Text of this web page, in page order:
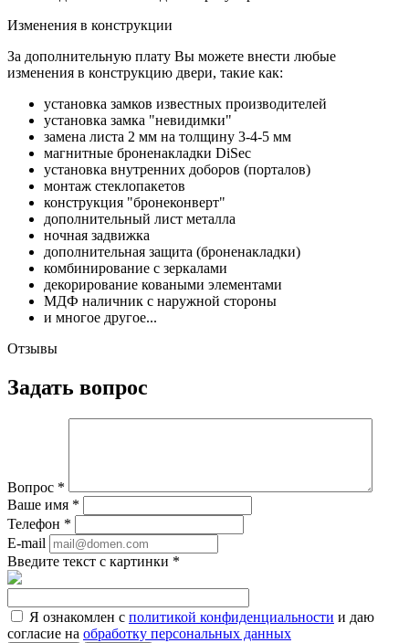
Изменения в конструкции
За дополнительную плату Вы можете внести любые
изменения в конструкцию двери, такие как:
установка замков известных производителей
установка замка "невидимки"
замена листа 2 мм на толщину 3-4-5 мм
магнитные броненакладки DiSec
установка внутренних доборов (порталов)
монтаж стеклопакетов
конструкция "бронеконверт"
дополнительный лист металла
ночная задвижка
дополнительная защита (броненакладки)
комбинирование с зеркалами
декорирование коваными элементами
МДФ наличник с наружной стороны
и многое другое...
Отзывы
Задать вопрос
Вопрос *
Ваше имя *
Телефон *
E-mail
Введите текст с картинки *
Я ознакомлен с политикой конфиденциальности и даю
согласие на обработку персональных данных